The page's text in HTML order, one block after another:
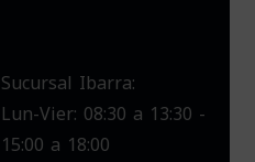
Sucursal Ibarra:
Lun-Vier: 08:30 a 13:30 -
15:00 a 18:00